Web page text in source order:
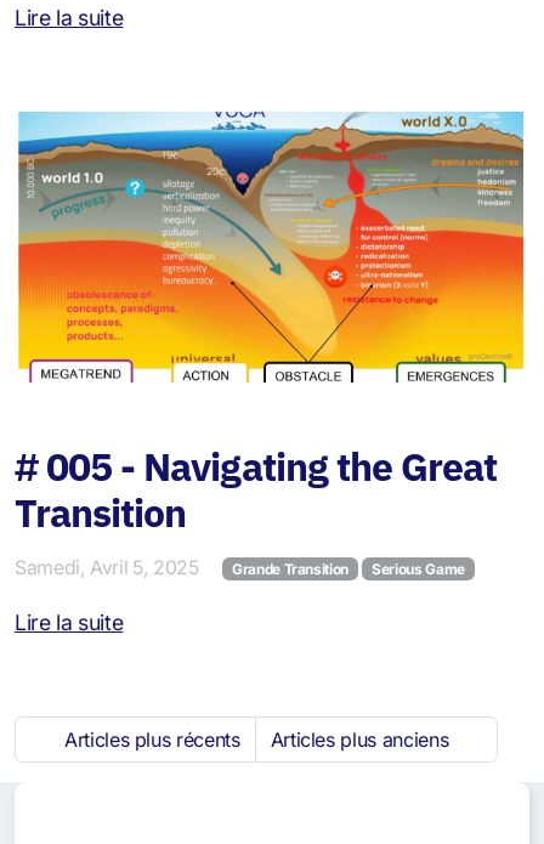
Lire la suite
# 005 - Navigating the Great
Transition
Samedi, Avril 5, 2025 Grande Transition Serious Game
Lire la suite
Articles plus récents Articles plus anciens